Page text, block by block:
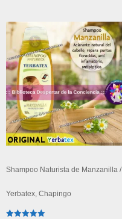
Shampoo Naturista de Manzanilla /
Yerbatex, Chapingo